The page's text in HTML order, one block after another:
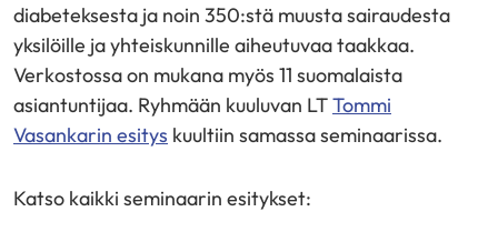
diabeteksesta ja noin 350:stä muusta sairaudesta
yksilöille ja yhteiskunnille aiheutuvaa taakkaa.
Verkostossa on mukana myös 11 suomalaista
asiantuntijaa. Ryhmään kuuluvan LTTommi
Vasankarin esitys kuultiin samassa seminaarissa.
Katso kaikki seminaarin esitykset: